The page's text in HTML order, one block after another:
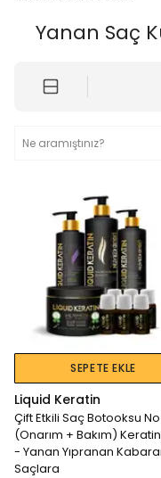
Yanan Saç
SEPETE EKLE
Liquid Keratin
Çift Etkili Saç Botooksu
(Onarım + Bakım)
- Yanan Yıpranan
Saçlara